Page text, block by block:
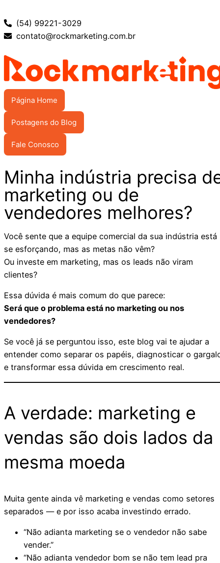
(54) 99221-3029
contato@rockmarketing.com.br
Página Home
Postagens do Blog
Fale Conosco
Minha indústria precisa
marketing ou de
vendedores melhores?
Você sente que a equipe comercial da sua indústria está
se esforçando, mas as metas não vêm?
Ou investe em marketing, mas os leads não viram
clientes?
Essa dúvida é mais comum do que parece:
Será que o problema está no marketing ou nos
vendedores?
Se você já se perguntou isso, este blog vai te ajudar a
entender como separar os papéis, diagnosticar o
e transformar essa dúvida em crescimento real.
A verdade: marketing e
vendas são dois lados da
mesma moeda
Muita gente ainda vê marketing e vendas como setores
separados — e por isso acaba investindo errado.
“Não adianta marketing se o vendedor não sabe
vender.”
“Não adianta vendedor bom se não tem lead pra